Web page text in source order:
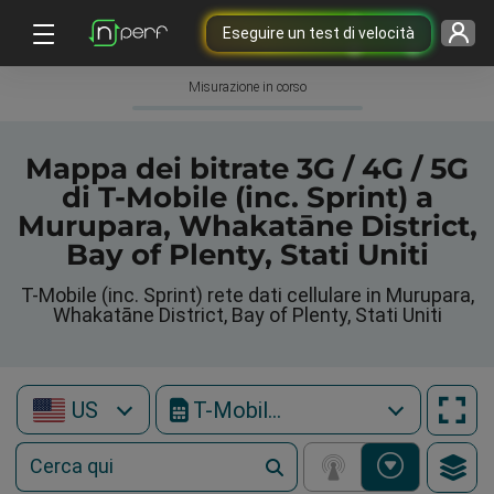
Eseguire un test di velocità
Misurazione in corso
Mappa dei bitrate 3G / 4G / 5G
di T-Mobile (inc. Sprint) a
Murupara, Whakatāne District,
Bay of Plenty, Stati Uniti
T-Mobile (inc. Sprint) rete dati cellulare in Murupara,
Whakatāne District, Bay of Plenty, Stati Uniti
US T-Mobile (inc. Sprint)